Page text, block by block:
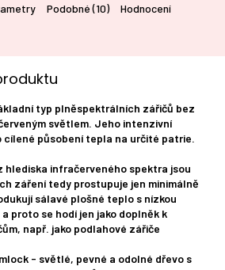
Podobné (10) Hodnocení
typ plněspektrálních zářičů bez
světlem. Jeho intenzivní
působení tepla na určité patrie.
hlediska infračerveného spektra jsou
záření tedy prostupuje jen minimálně
sálavé plošné teplo s nízkou
proto se hodí jen jako doplněk k
např. jako podlahové zářiče
- světlé, pevné a odolné dřevo s